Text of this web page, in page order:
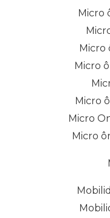
Micro
Micro
Micro
Micro
Micro
Micro